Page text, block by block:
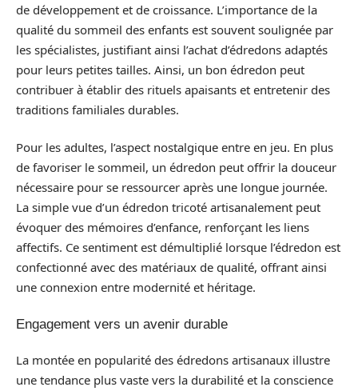
de développement et de croissance. L’importance de la
qualité du sommeil des enfants est souvent soulignée par
les spécialistes, justifiant ainsi l’achat d’édredons adaptés
pour leurs petites tailles. Ainsi, un bon édredon peut
contribuer à établir des rituels apaisants et entretenir des
traditions familiales durables.
Pour les adultes, l’aspect nostalgique entre en jeu. En plus
de favoriser le sommeil, un édredon peut offrir la douceur
nécessaire pour se ressourcer après une longue journée.
La simple vue d’un édredon tricoté artisanalement peut
évoquer des mémoires d’enfance, renforçant les liens
affectifs. Ce sentiment est démultiplié lorsque l’édredon est
confectionné avec des matériaux de qualité, offrant ainsi
une connexion entre modernité et héritage.
Engagement vers un avenir durable
La montée en popularité des édredons artisanaux illustre
une tendance plus vaste vers la durabilité et la conscience